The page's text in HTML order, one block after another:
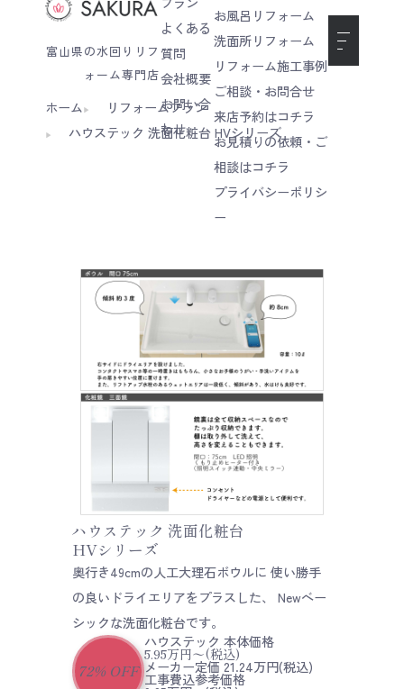
富山県の水回りリフ
ォーム専門店
よくある
質問
会社概要
お問い合
わせ
お風呂リフォーム
洗面所リフォーム
リフォーム施工事例
ご相談・お問合せ
来店予約はコチラ
お見積りの依頼・ご
相談はコチラ
プライバシーポリシ
ー
ホーム
リフォームプラン
ハウステック 洗面化粧台 HVシリーズ
ハウステック 洗面化粧台
HVシリーズ
奥行き49cmの人工大理石ボウルに 使い勝手
の良いドライエリアをプラスした、 Newベー
シックな洗面化粧台です。
72% OFF
ハウステック 本体価格
5.95万円〜(税込)
メーカー定価 21.24万円(税込)
工事費込参考価格